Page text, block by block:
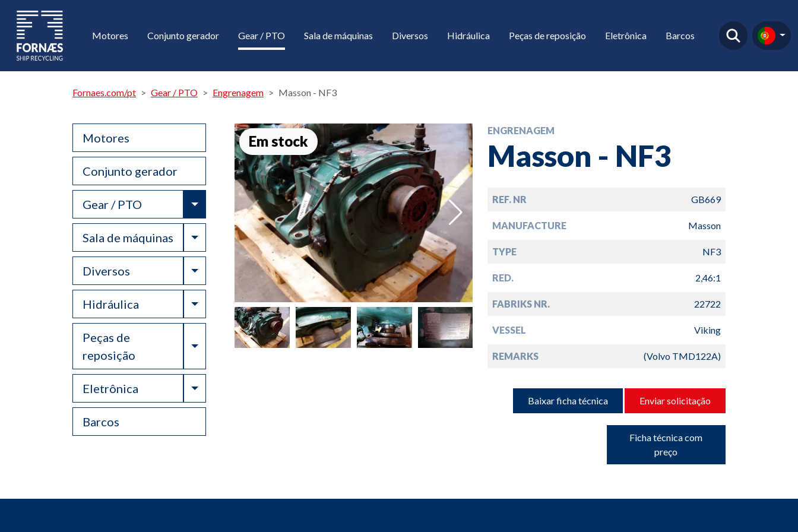
Motores Conjunto gerador Gear / PTO Sala de máquinas Diversos Hidráulica Peças de reposição Eletrônica Barcos
Fornaes.com/pt Gear / PTO Engrenagem Masson - NF3
Motores
Conjunto gerador
Gear / PTO Toggle Dropdown
Sala de máquinas Toggle Dropdown
Diversos Toggle Dropdown
Hidráulica Toggle Dropdown
Peças de
reposição
Toggle Dropdown
Eletrônica Toggle Dropdown
Barcos
Em stock
ENGRENAGEM
Masson - NF3
REF. NR GB669
MANUFACTURE Masson
TYPE NF3
RED. 2,46:1
FABRIKS NR. 22722
VESSEL Viking
REMARKS (Volvo TMD122A)
Baixar ficha técnica Enviar solicitação
Ficha técnica com
preço